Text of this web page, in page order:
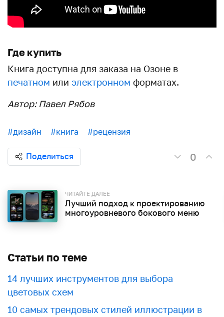
Где купить
Книга доступна для заказа на Озоне в
печатном или электронном форматах.
Автор: Павел Рябов
#дизайн #книга #рецензия
Поделиться 0
ЧИТАЙТЕ ДАЛЕЕ
Лучший подход к проектированию
многоуровневого бокового меню
Статьи по теме
​​14 лучших инструментов для выбора
цветовых схем
10 самых трендовых стилей иллюстрации в